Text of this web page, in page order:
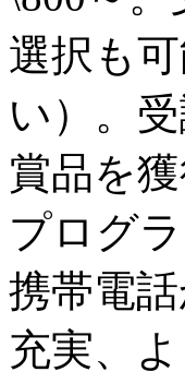
選択も
い）。
賞品を
プログ
携帯電
充実、